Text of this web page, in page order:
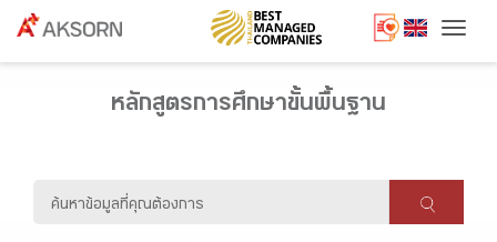
หลักสูตรการศึกษาขั้นพื้นฐาน